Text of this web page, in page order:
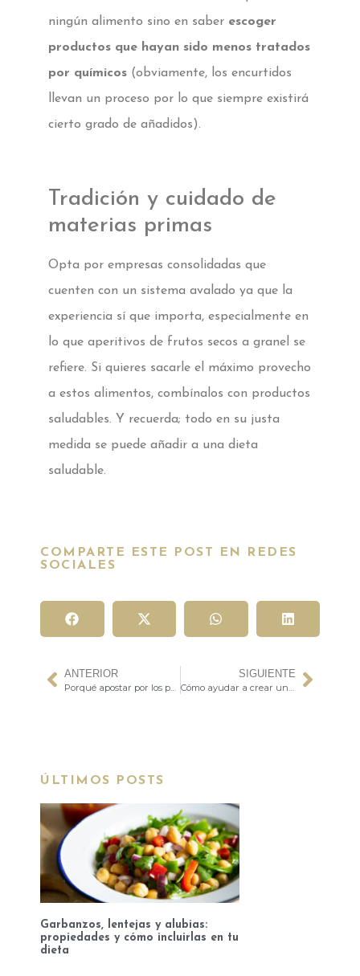
ningún alimento sino en saber escoger
productos que hayan sido menos tratados
por químicos (obviamente, los encurtidos
llevan un proceso por lo que siempre existirá
cierto grado de añadidos).
Tradición y cuidado de
materias primas
Opta por empresas consolidadas que
cuenten con un sistema avalado ya que la
experiencia sí que importa, especialmente en
lo que aperitivos de frutos secos a granel se
refiere. Si quieres sacarle el máximo provecho
a estos alimentos, combínalos con productos
saludables. Y recuerda; todo en su justa
medida se puede añadir a una dieta
saludable.
COMPARTE ESTE POST EN REDES
SOCIALES
ANTERIOR SIGUIENTE
ÚLTIMOS POSTS
Garbanzos, lentejas y alubias:
propiedades y cómo incluirlas en tu
dieta